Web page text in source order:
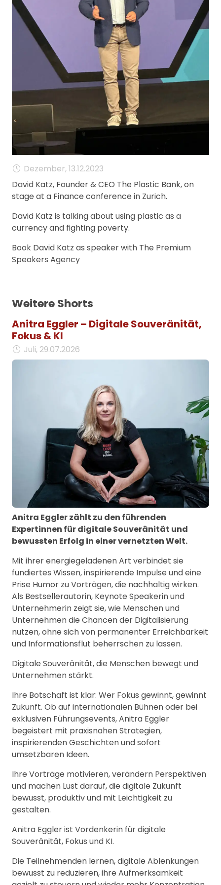
MANAGEMENT
FAQ
Dezember, 13.12.2023
David Katz, Founder & CEO The Plastic Bank, on
stage at a Finance conference in Zurich.
David Katz is talking about using plastic as a
currency and fighting poverty.
Book David Katz as speaker with The Premium
Speakers Agency
Weitere Shorts
Anitra Eggler – Digitale Souveränität,
Fokus & KI
Juli, 29.07.2026
Anitra Eggler zählt zu den führenden
Expertinnen für digitale Souveränität und
bewussten Erfolg in einer vernetzten Welt.
Mit ihrer energiegeladenen Art verbindet sie
fundiertes Wissen, inspirierende Impulse und eine
Prise Humor zu Vorträgen, die nachhaltig wirken.
Als Bestsellerautorin, Keynote Speakerin und
Unternehmerin zeigt sie, wie Menschen und
Unternehmen die Chancen der Digitalisierung
nutzen, ohne sich von permanenter Erreichbarkeit
und Informationsflut beherrschen zu lassen.
Digitale Souveränität, die Menschen bewegt und
Unternehmen stärkt.
Ihre Botschaft ist klar: Wer Fokus gewinnt, gewinnt
Zukunft. Ob auf internationalen Bühnen oder bei
exklusiven Führungsevents, Anitra Eggler
begeistert mit praxisnahen Strategien,
inspirierenden Geschichten und sofort
umsetzbaren Ideen.
Ihre Vorträge motivieren, verändern Perspektiven
und machen Lust darauf, die digitale Zukunft
bewusst, produktiv und mit Leichtigkeit zu
gestalten.
Anitra Eggler ist Vordenkerin für digitale
Souveränität, Fokus und KI.
Die Teilnehmenden lernen, digitale Ablenkungen
bewusst zu reduzieren, ihre Aufmerksamkeit